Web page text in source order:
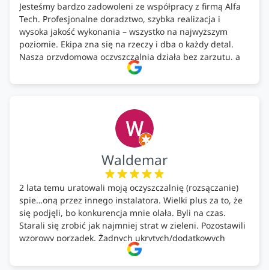
Jesteśmy bardzo zadowoleni ze współpracy z firmą Alfa
Tech. Profesjonalne doradztwo, szybka realizacja i
wysoka jakość wykonania – wszystko na najwyższym
poziomie. Ekipa zna się na rzeczy i dba o każdy detal.
Nasza przydomowa oczyszczalnia działa bez zarzutu, a
całość została wykonana zgodnie z terminem i
ustaleniami. Z czystym sumieniem polecamy Alfa Tech
ekologicznych rozwiązań!🍀
Waldemar
2 lata temu uratowali moją oczyszczalnię (rozsączanie)
spie…oną przez innego instalatora. Wielki plus za to, że
się podjęli, bo konkurencja mnie olała. Byli na czas.
Starali się zrobić jak najmniej strat w zieleni. Pozostawili
wzorowy porządek. Żadnych ukrytych/dodatkowych
kosztów. Zaskoczenie. Kontakt bardzo OK. Obsługa
pomontażowa również OK. A ich środki do oczyszczalni –